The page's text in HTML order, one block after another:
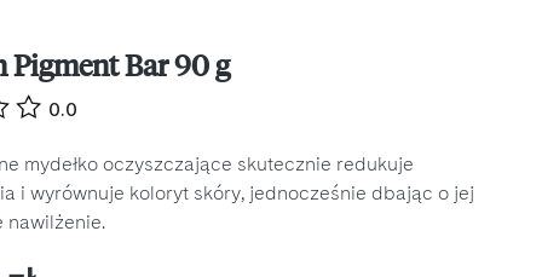
Pigment Bar 90 g
0.0
mydełko oczyszczające skutecznie redukuje
i wyrównuje koloryt skóry, jednocześnie dbając o jej
nawilżenie.